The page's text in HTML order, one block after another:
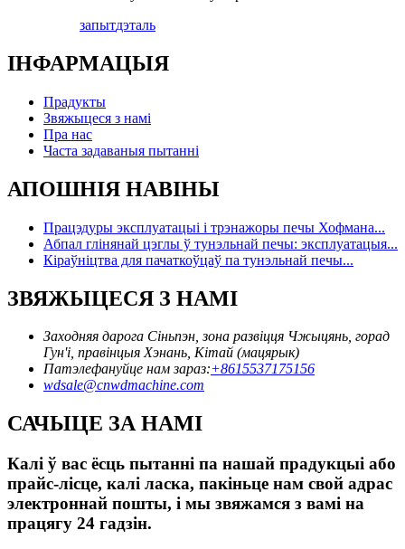
запытдэталь
ІНФАРМАЦЫЯ
Прадукты
Звяжыцеся з намі
Пра нас
Часта задаваныя пытанні
АПОШНІЯ НАВІНЫ
Працэдуры эксплуатацыі і трэнажоры печы Хофмана...
Абпал глінянай цэглы ў тунэльнай печы: эксплуатацыя...
Кіраўніцтва для пачаткоўцаў па тунэльнай печы...
ЗВЯЖЫЦЕСЯ З НАМІ
Заходняя дарога Сіньпэн, зона развіцця Чжыцянь, горад
Гун'і, правінцыя Хэнань, Кітай (мацярык)
Патэлефануйце нам зараз:+8615537175156
wdsale@cnwdmachine.com
САЧЫЦЕ ЗА НАМІ
Калі ў вас ёсць пытанні па нашай прадукцыі або
прайс-лісце, калі ласка, пакіньце нам свой адрас
электроннай пошты, і мы звяжамся з вамі на
працягу 24 гадзін.